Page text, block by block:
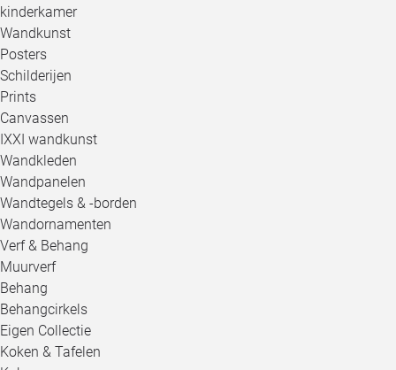
kinderkamer
Wandkunst
Posters
Schilderijen
Prints
Canvassen
IXXI wandkunst
Wandkleden
Wandpanelen
Wandtegels & -borden
Wandornamenten
Verf & Behang
Muurverf
Behang
Behangcirkels
Eigen Collectie
Koken & Tafelen